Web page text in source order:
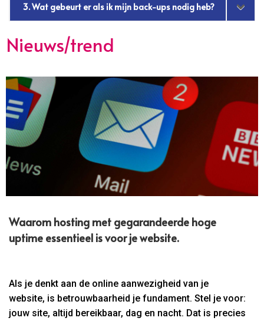
3. Wat gebeurt er als ik mijn back-ups nodig heb?
Nieuws/trend
Waarom hosting met gegarandeerde hoge
uptime essentieel is voor je website.​
Als je denkt aan de online aanwezigheid van je
website, is betrouwbaarheid je fundament. Stel je voor:
jouw site, altijd bereikbaar, dag en nacht. Dat is precies